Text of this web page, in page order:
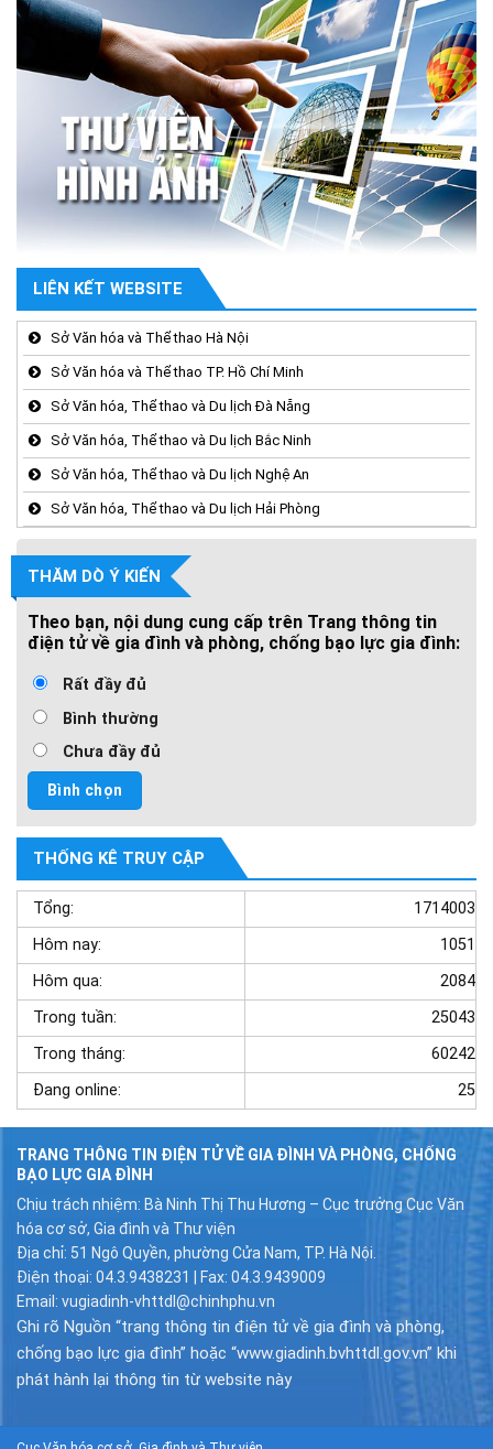
LIÊN KẾT WEBSITE
Sở Văn hóa và Thể thao Hà Nội
Sở Văn hóa và Thể thao TP. Hồ Chí Minh
Sở Văn hóa, Thể thao và Du lịch Đà Nẵng
Sở Văn hóa, Thể thao và Du lịch Bắc Ninh
Sở Văn hóa, Thể thao và Du lịch Nghệ An
Sở Văn hóa, Thể thao và Du lịch Hải Phòng
THĂM DÒ Ý KIẾN
Theo bạn, nội dung cung cấp trên Trang thông tin
điện tử về gia đình và phòng, chống bạo lực gia đình:
Rất đầy đủ
Bình thường
Chưa đầy đủ
THỐNG KÊ TRUY CẬP
Tổng:
1714003
Hôm nay:
1051
Hôm qua:
2084
Trong tuần:
25043
Trong tháng:
60242
Đang online:
25
TRANG THÔNG TIN ĐIỆN TỬ VỀ GIA ĐÌNH VÀ PHÒNG, CHỐNG
BẠO LỰC GIA ĐÌNH
Chịu trách nhiệm: Bà Ninh Thị Thu Hương – Cục trưởng Cục Văn
hóa cơ sở, Gia đình và Thư viện
Địa chỉ: 51 Ngô Quyền, phường Cửa Nam, TP. Hà Nội.
Điện thoại: 04.3.9438231 | Fax: 04.3.9439009
Email: vugiadinh-vhttdl@chinhphu.vn
Ghi rõ Nguồn “trang thông tin điện tử về gia đình và phòng,
chống bạo lực gia đình” hoặc “www.giadinh.bvhttdl.gov.vn” khi
phát hành lại thông tin từ website này